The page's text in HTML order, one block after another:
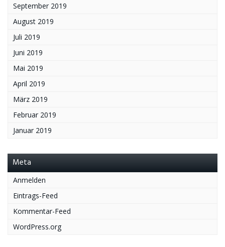
September 2019
August 2019
Juli 2019
Juni 2019
Mai 2019
April 2019
März 2019
Februar 2019
Januar 2019
Meta
Anmelden
Eintrags-Feed
Kommentar-Feed
WordPress.org